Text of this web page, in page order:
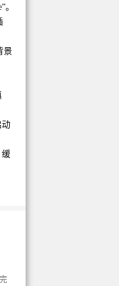
景
动
缓